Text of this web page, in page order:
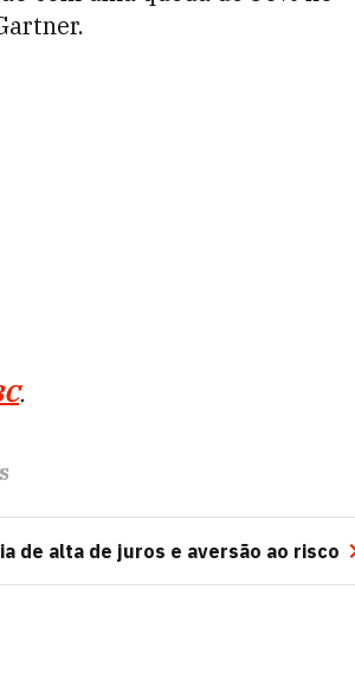
.
de alta de juros e aversão ao risco